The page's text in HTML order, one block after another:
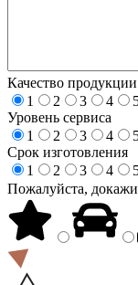
Качество продукции
1
2 3 4
Уровень сервиса
1
2 3 4
Срок изготовления
1
2 3 4
Пожалуйста,